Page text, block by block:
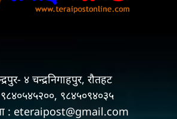
४ चन्द्रनिगाहपुर, रौतहट
९८४५०९४०३५
: eteraipost@gmail.com